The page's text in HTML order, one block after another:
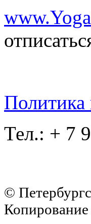
Политика
Тел.: + 7
©
Копирование